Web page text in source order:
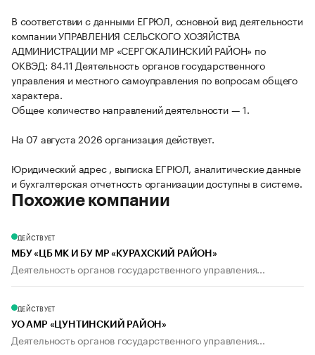
В соответствии с данными ЕГРЮЛ, основной вид деятельности
компании УПРАВЛЕНИЯ СЕЛЬСКОГО ХОЗЯЙСТВА
АДМИНИСТРАЦИИ МР «СЕРГОКАЛИНСКИЙ РАЙОН» по
ОКВЭД: 84.11 Деятельность органов государственного
управления и местного самоуправления по вопросам общего
характера.
Общее количество направлений деятельности — 1.
На 07 августа 2026 организация действует.
Юридический адрес , выписка ЕГРЮЛ, аналитические данные
и бухгалтерская отчетность организации доступны в системе.
Похожие компании
ДЕЙСТВУЕТ
МБУ «ЦБ МК И БУ МР «КУРАХСКИЙ РАЙОН»
Деятельность органов государственного управления...
ДЕЙСТВУЕТ
УО АМР «ЦУНТИНСКИЙ РАЙОН»
Деятельность органов государственного управления...